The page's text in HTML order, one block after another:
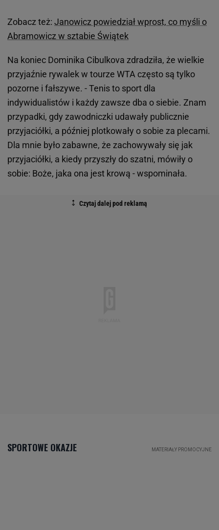
Zobacz też: Janowicz powiedział wprost, co myśli o
Abramowicz w sztabie Świątek
Na koniec Dominika Cibulkova zdradziła, że wielkie
przyjaźnie rywalek w tourze WTA często są tylko
pozorne i fałszywe. - Tenis to sport dla
indywidualistów i każdy zawsze dba o siebie. Znam
przypadki, gdy zawodniczki udawały publicznie
przyjaciółki, a później plotkowały o sobie za plecami.
Dla mnie było zabawne, że zachowywały się jak
przyjaciółki, a kiedy przyszły do szatni, mówiły o
sobie: Boże, jaka ona jest krową - wspominała.